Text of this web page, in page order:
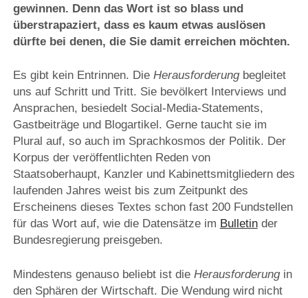
gewinnen. Denn das Wort ist so blass und
überstrapaziert, dass es kaum etwas auslösen
dürfte bei denen, die Sie damit erreichen möchten.
Es gibt kein Entrinnen. Die Herausforderungbegleitet
uns auf Schritt und Tritt. Sie bevölkert Interviews und
Ansprachen, besiedelt Social-Media-Statements,
Gastbeiträge und Blogartikel. Gerne taucht sie im
Plural auf, so auch im Sprachkosmos der Politik. Der
Korpus der veröffentlichten Reden von
Staatsoberhaupt, Kanzler und Kabinettsmitgliedern des
laufenden Jahres weist bis zum Zeitpunkt des
Erscheinens dieses Textes schon fast 200 Fundstellen
für das Wort auf, wie die Datensätze im Bulletinder
Bundesregierung preisgeben.
Mindestens genauso beliebt ist die Herausforderungin
den Sphären der Wirtschaft. Die Wendung wird nicht